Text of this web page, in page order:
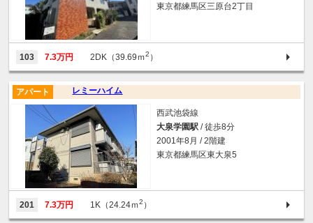
東京都練馬区三原台2丁目
103 7.3万円 2DK（39.69ｍ2 ）
レミーハイム
アパート
西武池袋線
大泉学園駅 / 徒歩8分
2001年8月 / 2階建
東京都練馬区東大泉5
201 7.3万円 1K（24.24ｍ2 ）